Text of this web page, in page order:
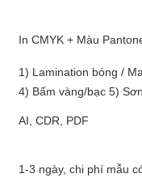
In CMYK + Màu
1) Lamination bóng /
4) Bấm vàng/bạc 5)
AI, CDR, PDF
1-3 ngày, chi phí mẫu